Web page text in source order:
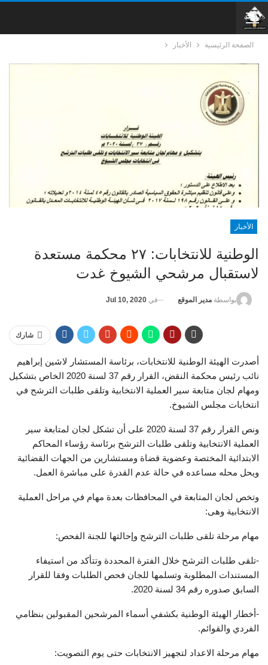
الصفحة الرئيسية الأخبار
الأخبار
الوطنية للانتخابات: ٢٧ محكمة مستعدة
لاستقبال مرشحي الشيوخ غدت
بواسطة مدير الموقع في Jul 10, 2020
شارك
أصدرت الهيئة الوطنية للانتخابات، برئاسة المستشار لاشين إبراهيم
نائب رئيس محكمة النقض، القرار رقم 37 لسنة 2020 الخاص بتشكيل
ومهام لجان متابعة سير العملية الانتخابية وتلقى طلبات الترشح في
انتخابات مجلس الشيوخ.
ونص القرار رقم 37 لسنة 2020 على أن تشكل لجان لمتابعة سير
العملية الانتخابية وتلقى طلبات الترشح برئاسة رؤساء المحاكم
الابتدائية المختصة وعضوية قضاة ومستشارين من الجهات القضائية
ويحل محله مساعده في حالة عدم القدرة على مباشرة العمل.
وتخص لجان المتابعة في المحافظات بعدة مهام في مراحل العملية
الانتخابية وهى:
مهام مرحلة تلقى طلبات الترشح وإحالتها للجنة الفحص:
-تلقى طلبات الترشح خلال الفترة المحددة وتتأكد من استيفاء
المستندات المطلوبة وتسلمها للجان فحص الطلبات وفقا للقرار
السابق صدوره رقم 34 لسنة 2020.
-أخطار الهيئة الوطنية بكشفي أسماء المرشحين المقبولين بنظامي
الفردي والقوائم.
مهام مرحلة الاعداد لتجهيز الانتخابات حتى يوم التصويت: